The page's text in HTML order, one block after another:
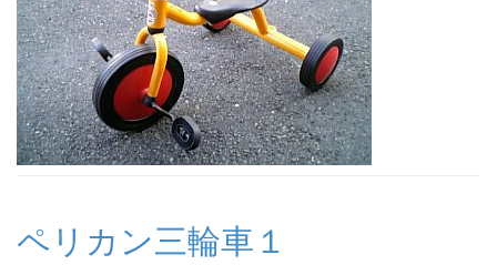
ペリカン三輪車１